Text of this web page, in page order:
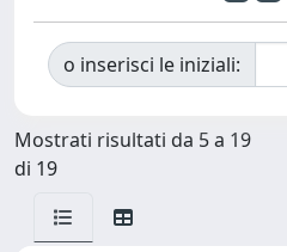
o inserisci le iniziali:
Mostrati risultati da 5 a 19
di 19